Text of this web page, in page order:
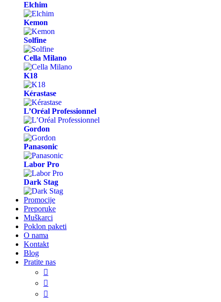
Elchim
Kemon
Solfine
Cella Milano
K18
Kérastase
L’Oréal Professionnel
Gordon
Panasonic
Labor Pro
Dark Stag
Promocije
Preporuke
Muškarci
Poklon paketi
O nama
Kontakt
Blog
Pratite nas


